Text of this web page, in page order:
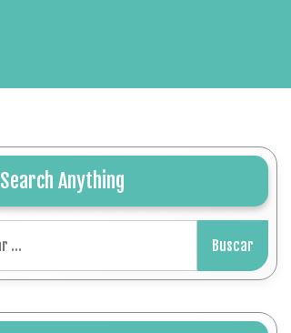
Search Anything